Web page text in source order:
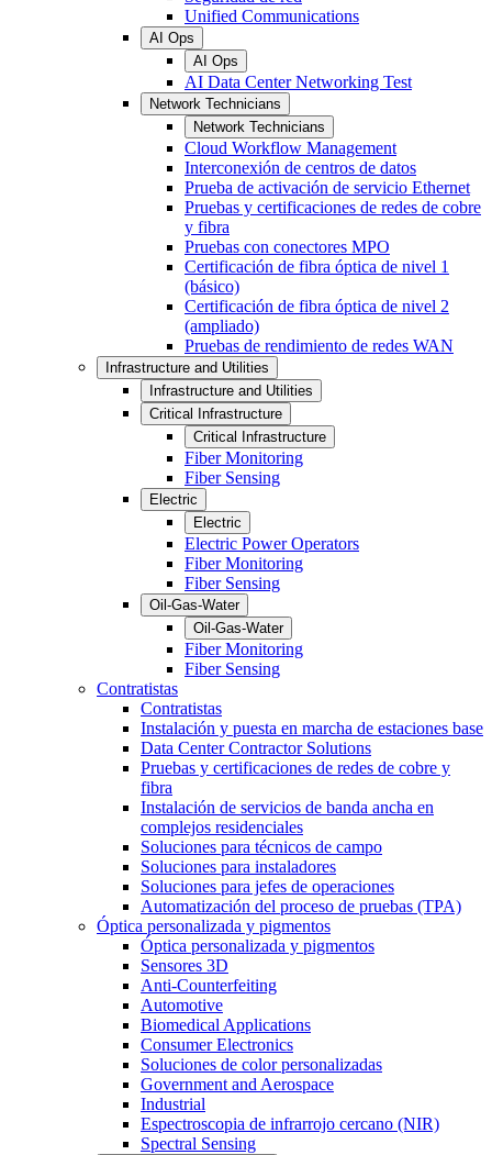
Unified Communications
AI Ops
AI Ops
AI Data Center Networking Test
Network Technicians
Network Technicians
Cloud Workflow Management
Interconexión de centros de datos
Prueba de activación de servicio Ethernet
Pruebas y certificaciones de redes de cobre
y fibra
Pruebas con conectores MPO
Certificación de fibra óptica de nivel 1
(básico)
Certificación de fibra óptica de nivel 2
(ampliado)
Pruebas de rendimiento de redes WAN
Infrastructure and Utilities
Infrastructure and Utilities
Critical Infrastructure
Critical Infrastructure
Fiber Monitoring
Fiber Sensing
Electric
Electric
Electric Power Operators
Fiber Monitoring
Fiber Sensing
Oil-Gas-Water
Oil-Gas-Water
Fiber Monitoring
Fiber Sensing
Contratistas
Contratistas
Instalación y puesta en marcha de estaciones base
Data Center Contractor Solutions
Pruebas y certificaciones de redes de cobre y
fibra
Instalación de servicios de banda ancha en
complejos residenciales
Soluciones para técnicos de campo
Soluciones para instaladores
Soluciones para jefes de operaciones
Automatización del proceso de pruebas (TPA)
Óptica personalizada y pigmentos
Óptica personalizada y pigmentos
Sensores 3D
Anti-Counterfeiting
Automotive
Biomedical Applications
Consumer Electronics
Soluciones de color personalizadas
Government and Aerospace
Industrial
Espectroscopia de infrarrojo cercano (NIR)
Spectral Sensing